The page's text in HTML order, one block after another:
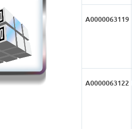
А0000063119
А0000063122